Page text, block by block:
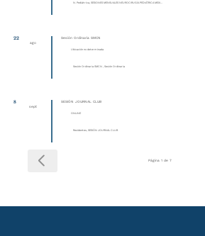
N. Pediátrica, SESIONES MENSUALES NEUROCIRUGÍA PEDIÁTRICA MEXI...
22
ago
Sesión Ordinaria SMCN
Ubicación no determinada
Sesión Ordinaria SMCN , Sesión Ordinaria
8
sept
SESIÓN JOURNAL CLUB
ONLINE
Residentes, SESIÓN JOURNAL CLUB
Página 1 de 7